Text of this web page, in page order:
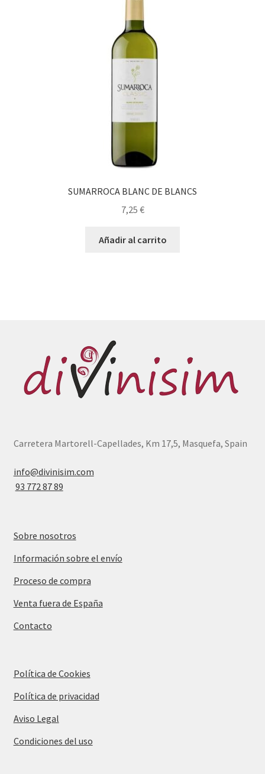
SUMARROCA BLANC DE BLANCS
7,25 €
Añadir al carrito
Carretera Martorell-Capellades, Km 17,5, Masquefa, Spain
info@divinisim.com
93 772 87 89
Sobre nosotros
Información sobre el envío
Proceso de compra
Venta fuera de España
Contacto
Política de Cookies
Política de privacidad
Aviso Legal
Condiciones del uso